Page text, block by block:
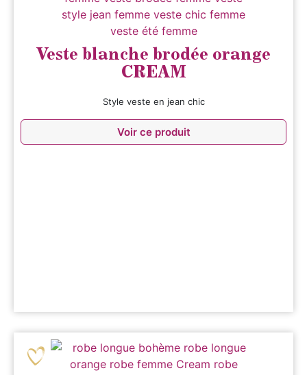
Veste blanche brodée orange
CREAM
Style veste en jean chic
Voir ce produit